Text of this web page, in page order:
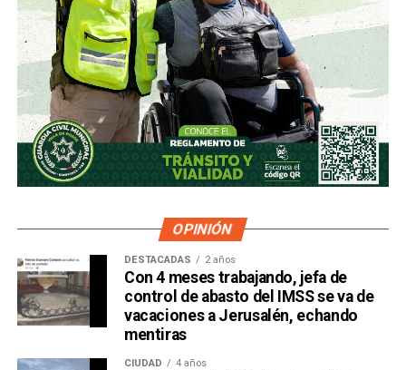
OPINIÓN
DESTACADAS 2 años
Con 4 meses trabajando, jefa de
control de abasto del IMSS se va de
vacaciones a Jerusalén, echando
mentiras
CIUDAD 4 años